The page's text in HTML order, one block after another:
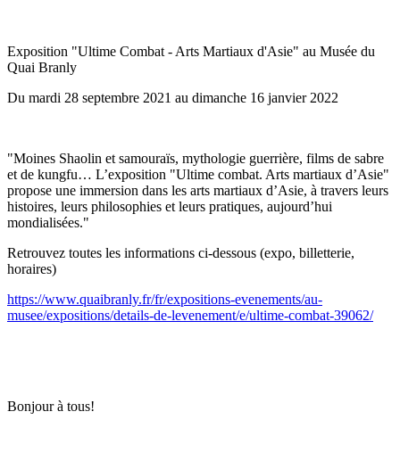
Exposition "Ultime Combat - Arts Martiaux d'Asie" au Musée du
Quai Branly
Du mardi 28 septembre 2021 au dimanche 16 janvier 2022
"Moines Shaolin et samouraïs, mythologie guerrière, films de sabre
et de kungfu… L’exposition "Ultime combat. Arts martiaux d’Asie"
propose une immersion dans les arts martiaux d’Asie, à travers leurs
histoires, leurs philosophies et leurs pratiques, aujourd’hui
mondialisées."
Retrouvez toutes les informations ci-dessous (expo, billetterie,
horaires)
https://www.quaibranly.fr/fr/expositions-evenements/au-
musee/expositions/details-de-levenement/e/ultime-combat-39062/
Bonjour à tous!